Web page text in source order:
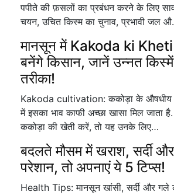
पपीते की फ़सलों का प्रबंधन करने के लिए
चयन, उचित किस्म का चुनाव, प्रभावी जल
मानसून में Kakoda ki Kheti
बनेंगे किसान, जानें उन्नत
तरीका!
Kakoda cultivation: ककोड़ा के औषधीय
में इसका भाव काफी अच्छा खासा मिल जाता
ककोड़ा की खेती करें, तो यह उनके लिए…
बदलते मौसम में खराश, सर्दी
परेशान, तो अपनाएं ये 5 टिप्स!
Health Tips: मानसून खांसी, सर्दी और गले